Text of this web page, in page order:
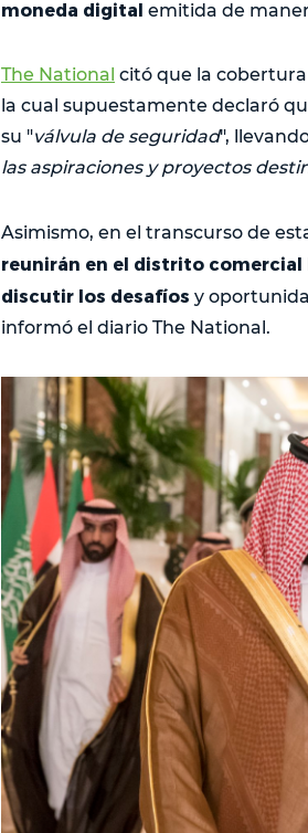
moneda digital emitida de
The National citó que la
la cual supuestamente declaró
su "válvula de seguridad",
las aspiraciones y proyectos
Asimismo, en el transcurso de
reunirán en el distrito comercial
discutir los desafíos y
informó el diario The National.